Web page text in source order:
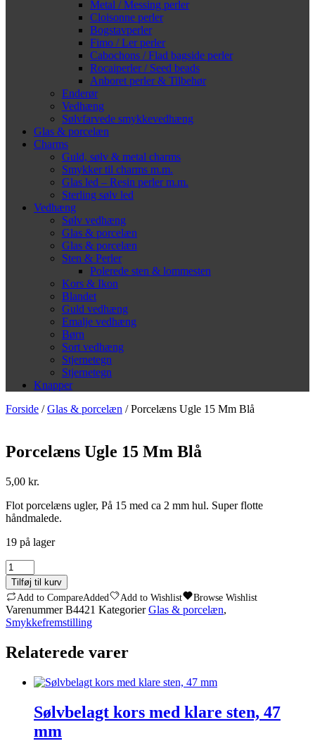
Metal / Messing perler
Cloisonne perler
Bogstavperler
Fimo / Ler perler
Cabochons / Flad bagside perler
Rocaiperler / Seed beads
Anboret perler & Tilbehør
Enderør
Vedhæng
Sølvfarvede smykkevedhæng
Glas & porcelæn
Charms
Guld, sølv & metal charms
Smykker til charms m.m.
Glas led – Resin perler m.m.
Sterling sølv led
Vedhæng
Sølv vedhæng
Glas & porcelæn
Glas & porcelæn
Sten & Perler
Polerede sten & lommesten
Kors & Ikon
Blandet
Guld vedhæng
Emalje vedhæng
Børn
Sort vedhæng
Stjernetegn
Stjernetegn
Knapper
Forside /Glas & porcelæn / Porcelæns Ugle 15 Mm Blå
Porcelæns Ugle 15 Mm Blå
5,00 kr.
Flot porcelæns ugler, På 15 med ca 2 mm hul. Super flotte
håndmalede.
19 på lager
Porcelæns
Ugle
15
Mm
Blå
antal
Tilføj til kurv
Add to CompareAdded Add to Wishlist Browse Wishlist
VarenummerB4421 Kategorier Glas & porcelæn,
Smykkefremstilling
Relaterede varer
Sølvbelagt kors med klare sten, 47
mm